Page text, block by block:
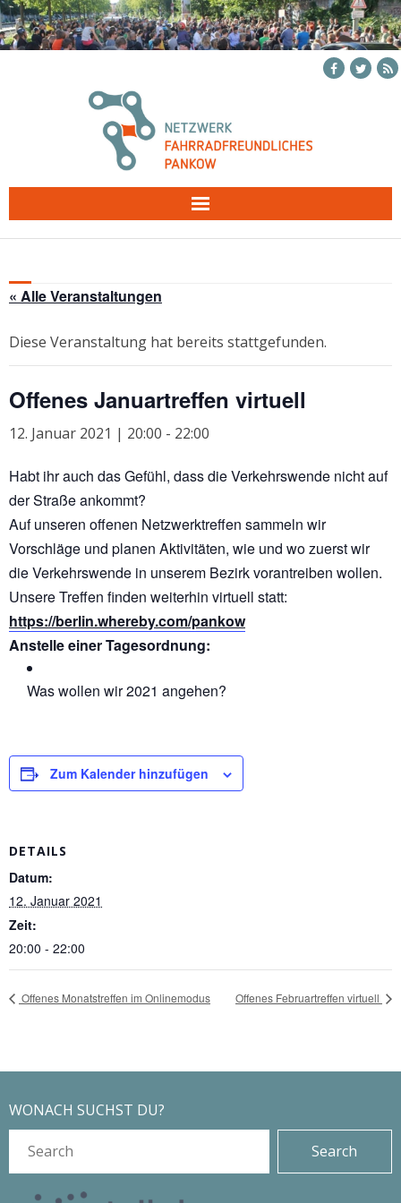
Skip
to
« Alle Veranstaltungen
Diese Veranstaltung hat bereits stattgefunden.
Offenes Januartreffen virtuell
12. Januar 2021 | 20:00 - 22:00
Habt ihr auch das Gefühl, dass die Verkehrswende nicht auf
der Straße ankommt?
Auf unseren offenen Netzwerktreffen sammeln wir
Vorschläge und planen Aktivitäten, wie und wo zuerst wir
die Verkehrswende in unserem Bezirk vorantreiben wollen.
Unsere Treffen finden weiterhin virtuell statt:
https://berlin.whereby.com/pankow
Anstelle einer Tagesordnung:
Was wollen wir 2021 angehen?
Zum Kalender hinzufügen
DETAILS
Datum:
12. Januar 2021
Zeit:
20:00 - 22:00
Offenes Monatstreffen im Onlinemodus Offenes Februartreffen virtuell
WONACH SUCHST DU?